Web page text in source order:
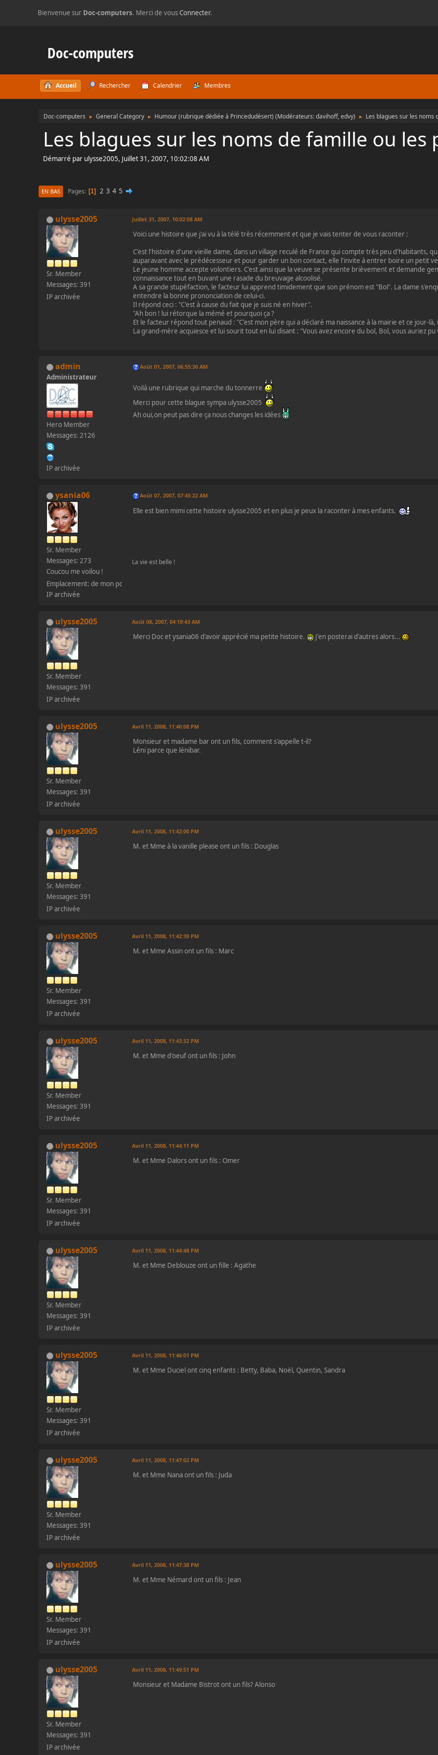
Bienvenue sur Doc-computers. Merci de vousConnecter.
Doc-computers
Accueil Rechercher Calendrier Membres
Doc-computers ► General Category ► Humour (rubrique dédiée à Princedudésert) (Modérateurs:davihoff,edvy) ► Les blagues sur les noms
Les blagues sur les noms de famille ou les
Démarré par ulysse2005, Juillet 31, 2007, 10:02:08 AM
EN BAS Pages 1 2 3 4 5
ulysse2005
Sr. Member
Messages: 391
IP archivée
Juillet 31, 2007, 10:02:08 AM
Voici une histoire que j'ai vu à la télé très récemment et que je vais tenter de vous raconter :
C'est l'histoire d'une vieille dame, dans un village reculé de France qui compte très peu d'habitants,
auparavant avec le prédécesseur et pour garder un bon contact, elle l'invite à entrer boire un petit
Le jeune homme accepte volontiers. C'est ainsi que la veuve se présente brièvement et demande
connaissance tout en buvant une rasade du breuvage alcoolisé.
A sa grande stupéfaction, le facteur lui apprend timidement que son prénom est "Bol". La dame
entendre la bonne prononciation de celui-ci.
Il répond ceci : "C'est à cause du fait que je suis né en hiver".
"Ah bon ! lui rétorque la mémé et pourquoi ça ?
Et le facteur répond tout penaud : "C'est mon père qui a déclaré ma naissance à la mairie et ce jour-
La grand-mère acquiesce et lui sourit tout en lui disant : "Vous avez encore du bol, Bol, vous auriez
admin
Administrateur
Hero Member
Messages: 2126
IP archivée
Août 01, 2007, 06:55:30 AM
Voilà une rubrique qui marche du tonnerre
Merci pour cette blague sympa ulysse2005
Ah oui,on peut pas dire ça nous changes les idées
ysania06
Sr. Member
Messages: 273
Coucou me voilou !
Emplacement: de mon pc
IP archivée
Août 07, 2007, 07:45:22 AM
Elle est bien mimi cette histoire ulysse2005 et en plus je peux la raconter à mes enfants.
La vie est belle !
ulysse2005
Sr. Member
Messages: 391
IP archivée
Août 08, 2007, 04:19:43 AM
Merci Doc et ysania06 d'avoir apprécié ma petite histoire. J'en posterai d'autres alors...
ulysse2005
Sr. Member
Messages: 391
IP archivée
Avril 11, 2008, 11:40:08 PM
Monsieur et madame bar ont un fils, comment s'appelle t-il?
Léni parce que lénibar.
ulysse2005
Sr. Member
Messages: 391
IP archivée
Avril 11, 2008, 11:42:00 PM
M. et Mme à la vanille please ont un fils : Douglas
ulysse2005
Sr. Member
Messages: 391
IP archivée
Avril 11, 2008, 11:42:39 PM
M. et Mme Assin ont un fils : Marc
ulysse2005
Sr. Member
Messages: 391
IP archivée
Avril 11, 2008, 11:43:32 PM
M. et Mme d'oeuf ont un fils : John
ulysse2005
Sr. Member
Messages: 391
IP archivée
Avril 11, 2008, 11:44:11 PM
M. et Mme Dalors ont un fils : Omer
ulysse2005
Sr. Member
Messages: 391
IP archivée
Avril 11, 2008, 11:44:48 PM
M. et Mme Deblouze ont un fille : Agathe
ulysse2005
Sr. Member
Messages: 391
IP archivée
Avril 11, 2008, 11:46:01 PM
M. et Mme Duciel ont cinq enfants : Betty, Baba, Noël, Quentin, Sandra
ulysse2005
Sr. Member
Messages: 391
IP archivée
Avril 11, 2008, 11:47:02 PM
M. et Mme Nana ont un fils : Juda
ulysse2005
Sr. Member
Messages: 391
IP archivée
Avril 11, 2008, 11:47:38 PM
M. et Mme Némard ont un fils : Jean
ulysse2005
Sr. Member
Messages: 391
IP archivée
Avril 11, 2008, 11:49:51 PM
Monsieur et Madame Bistrot ont un fils? Alonso